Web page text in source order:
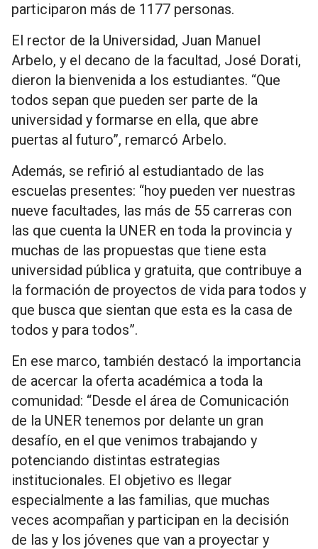
participaron más de 1177 personas.
El rector de la Universidad, Juan Manuel
Arbelo, y el decano de la facultad, José Dorati,
dieron la bienvenida a los estudiantes. “Que
todos sepan que pueden ser parte de la
universidad y formarse en ella, que abre
puertas al futuro”, remarcó Arbelo.
Además, se refirió al estudiantado de las
escuelas presentes: “hoy pueden ver nuestras
nueve facultades, las más de 55 carreras con
las que cuenta la UNER en toda la provincia y
muchas de las propuestas que tiene esta
universidad pública y gratuita, que contribuye a
la formación de proyectos de vida para todos y
que busca que sientan que esta es la casa de
todos y para todos”.
En ese marco, también destacó la importancia
de acercar la oferta académica a toda la
comunidad: “Desde el área de Comunicación
de la UNER tenemos por delante un gran
desafío, en el que venimos trabajando y
potenciando distintas estrategias
institucionales. El objetivo es llegar
especialmente a las familias, que muchas
veces acompañan y participan en la decisión
de las y los jóvenes que van a proyectar y